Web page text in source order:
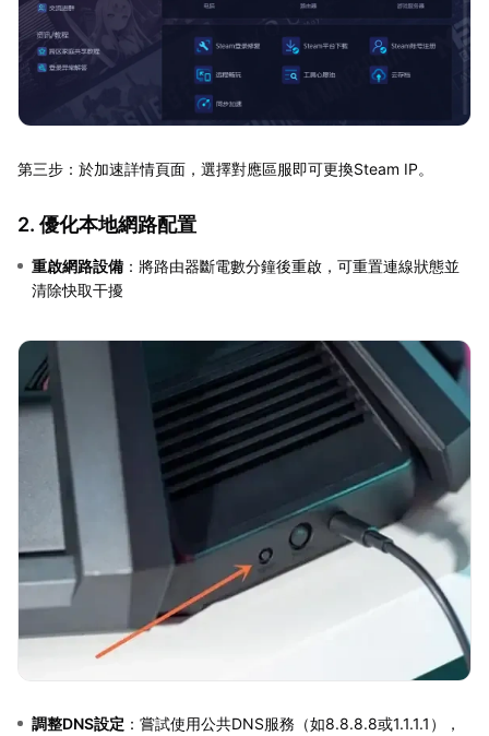
第三步：於加速詳情頁面，選擇對應區服即可更換Steam IP。
2. 優化本地網路配置
重啟網路設備 ：將路由器斷電數分鐘後重啟，可重置連線狀態並
清除快取干擾
調整DNS設定 ：嘗試使用公共DNS服務（如8.8.8.8或1.1.1.1），